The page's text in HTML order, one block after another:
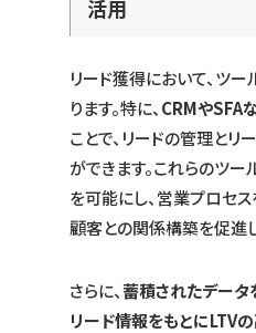
活用
リード獲得において、ツ
ります。特に、CRMやSFA
ことで、リードの管理と
ができます。これらのツ
を可能にし、営業プロセ
顧客との関係構築を促進
さらに、蓄積されたデータ
リード情報をもとにLTV